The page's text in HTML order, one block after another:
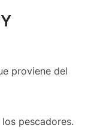
proviene del
pescadores.